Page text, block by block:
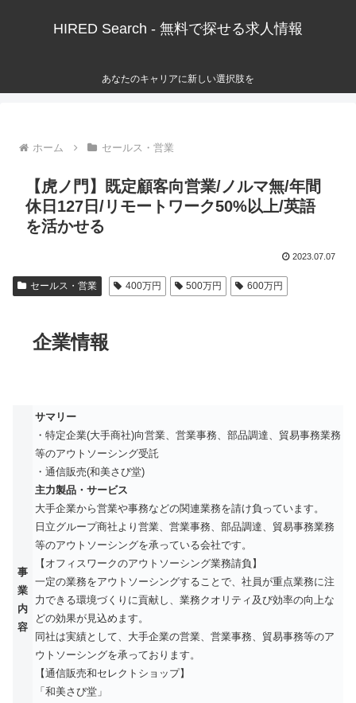
HIRED Search - 無料で探せる求人情報
あなたのキャリアに新しい選択肢を
ホーム セールス・営業
【虎ノ門】既定顧客向営業/ノルマ無/年間
休日127日/リモートワーク50%以上/英語
を活かせる
2023.07.07
セールス・営業 400万円 500万円 600万円
企業情報
事
業
内
容
サマリー
・特定企業(大手商社)向営業、営業事務、部品調達、貿易事務業務
等のアウトソーシング受託
・通信販売(和美さび堂)
主力製品・サービス
大手企業から営業や事務などの関連業務を請け負っています。
日立グループ商社より営業、営業事務、部品調達、貿易事務業務
等のアウトソーシングを承っている会社です。
【オフィスワークのアウトソーシング業務請負】
一定の業務をアウトソーシングすることで、社員が重点業務に注
力できる環境づくりに貢献し、業務クオリティ及び効率の向上な
どの効果が見込めます。
同社は実績として、大手企業の営業、営業事務、貿易事務等のア
ウトソーシングを承っております。
【通信販売和セレクトショップ】
「和美さび堂」